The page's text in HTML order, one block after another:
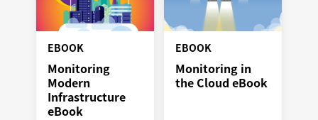
EBOOK
Monitoring
Modern
Infrastructure
eBook
EBOOK
Monitoring in
the Cloud eBook